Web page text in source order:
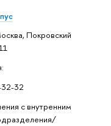
Покровский
32-32
с внутренним